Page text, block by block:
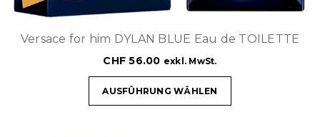
Versace for him DYLAN BLUE Eau de TOILETTE
CHF 56.00 exkl. MwSt.
AUSFÜHRUNG WÄHLEN